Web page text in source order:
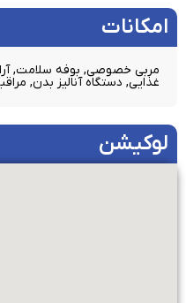
امکانات​
مربی خصوصی, بوفه سلامت,
غذایی, دستگاه آنالیز بدن,
لوکیشن